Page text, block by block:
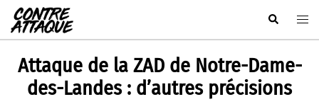
Aller
au
contenu
Rechercher
Attaque de la ZAD de Notre-Dame-
des-Landes : d’autres précisions